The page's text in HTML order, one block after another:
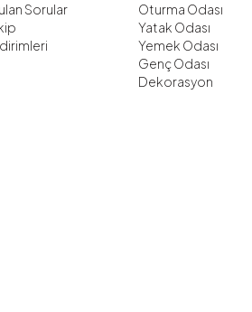
Sorular
Oturma Odası
Yatak Odası
Yemek Odası
Genç Odası
Dekorasyon